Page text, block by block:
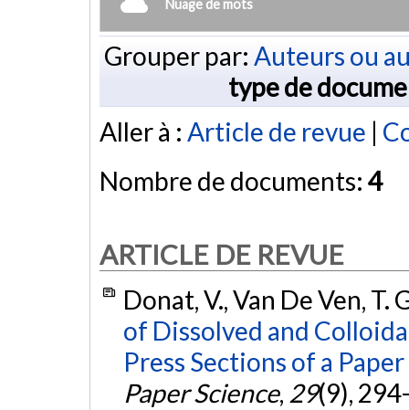
Nuage de mots
Grouper par: Auteurs ou
type de
Aller à : Article de revue |
Nombre de documents: 4
ARTICLE DE REVUE
Donat, V., Van De Ven, T.
of Dissolved and
Press Sections of a
Paper Science, 29(9),